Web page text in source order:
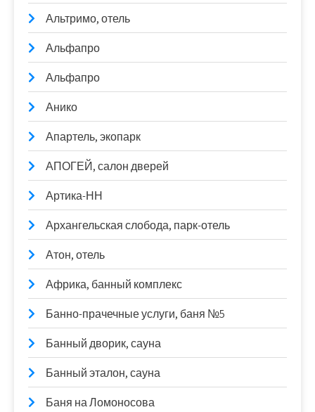
Альтримо, отель
Альфапро
Альфапро
Анико
Апартель, экопарк
АПОГЕЙ, салон дверей
Артика-НН
Архангельская слобода, парк-отель
Атон, отель
Африка, банный комплекс
Банно-прачечные услуги, баня №5
Банный дворик, сауна
Банный эталон, сауна
Баня на Ломоносова